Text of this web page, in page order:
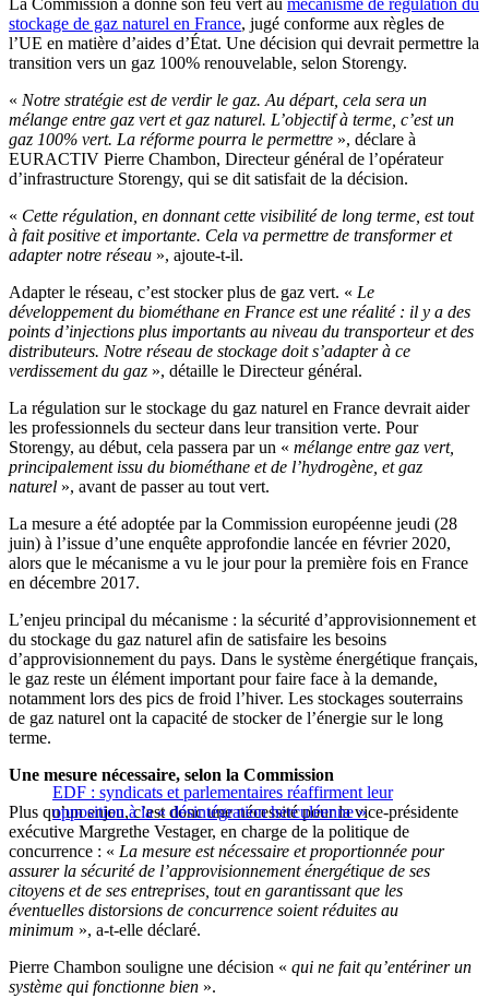
La Commission a donné son feu vert au mécanisme de régulation du
stockage de gaz naturel en France, jugé conforme aux règles de
l’UE en matière d’aides d’État. Une décision qui devrait permettre la
transition vers un gaz 100% renouvelable, selon Storengy.
« Notre stratégie est de verdir le gaz. Au départ, cela sera un
mélange entre gaz vert et gaz naturel. L’objectif à terme, c’est un
gaz 100% vert. La réforme pourra le permettre », déclare à
EURACTIV Pierre Chambon, Directeur général de l’opérateur
d’infrastructure Storengy, qui se dit satisfait de la décision.
« Cette régulation, en donnant cette visibilité de long terme, est tout
à fait positive et importante. Cela va permettre de transformer et
adapter notre réseau », ajoute-t-il.
Adapter le réseau, c’est stocker plus de gaz vert. « Le
développement du biométhane en France est une réalité : il y a des
points d’injections plus importants au niveau du transporteur et des
distributeurs. Notre réseau de stockage doit s’adapter à ce
verdissement du gaz », détaille le Directeur général.
La régulation sur le stockage du gaz naturel en France devrait aider
les professionnels du secteur dans leur transition verte. Pour
Storengy, au début, cela passera par un « mélange entre gaz vert,
principalement issu du biométhane et de l’hydrogène, et gaz
naturel », avant de passer au tout vert.
La mesure a été adoptée par la Commission européenne jeudi (28
juin) à l’issue d’une enquête approfondie lancée en février 2020,
alors que le mécanisme a vu le jour pour la première fois en France
en décembre 2017.
L’enjeu principal du mécanisme : la sécurité d’approvisionnement et
du stockage du gaz naturel afin de satisfaire les besoins
d’approvisionnement du pays. Dans le système énergétique français,
le gaz reste un élément important pour faire face à la demande,
notamment lors des pics de froid l’hiver. Les stockages souterrains
de gaz naturel ont la capacité de stocker de l’énergie sur le long
terme.
EDF : syndicats et parlementaires réaffirment leur
opposition à la « désintégration herculéenne »
Une mesure nécessaire, selon la Commission
Plus qu’un enjeu, c’est donc une nécessité pour la vice-présidente
exécutive Margrethe Vestager, en charge de la politique de
concurrence : « La mesure est nécessaire et proportionnée pour
assurer la sécurité de l’approvisionnement énergétique de ses
citoyens et de ses entreprises, tout en garantissant que les
éventuelles distorsions de concurrence soient réduites au
minimum », a-t-elle déclaré.
Pierre Chambon souligne une décision « qui ne fait qu’entériner un
système qui fonctionne bien ».